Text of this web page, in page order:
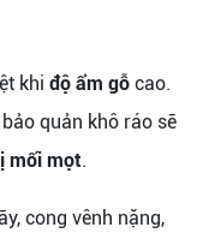
khi độ ẩm gỗ cao.
quản khô ráo sẽ
mối mọt.
cong vênh nặng,